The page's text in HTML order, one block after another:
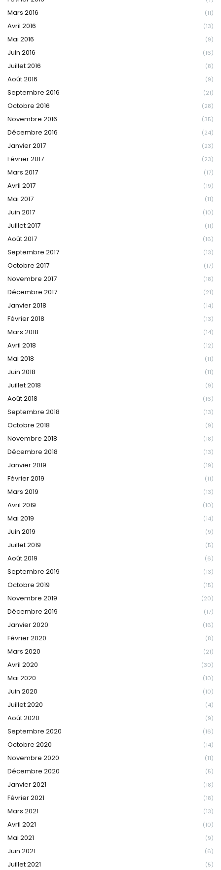
Mars 2016 (11)
Avril 2016 (13)
Mai 2016 (9)
Juin 2016 (16)
Juillet 2016 (8)
Août 2016 (9)
Septembre 2016 (21)
Octobre 2016 (28)
Novembre 2016 (35)
Décembre 2016 (24)
Janvier 2017 (23)
Février 2017 (23)
Mars 2017 (17)
Avril 2017 (19)
Mai 2017 (11)
Juin 2017 (10)
Juillet 2017 (11)
Août 2017 (16)
Septembre 2017 (13)
Octobre 2017 (17)
Novembre 2017 (18)
Décembre 2017 (21)
Janvier 2018 (14)
Février 2018 (13)
Mars 2018 (14)
Avril 2018 (12)
Mai 2018 (11)
Juin 2018 (11)
Juillet 2018 (9)
Août 2018 (16)
Septembre 2018 (13)
Octobre 2018 (9)
Novembre 2018 (18)
Décembre 2018 (13)
Janvier 2019 (19)
Février 2019 (11)
Mars 2019 (13)
Avril 2019 (10)
Mai 2019 (14)
Juin 2019 (9)
Juillet 2019 (5)
Août 2019 (6)
Septembre 2019 (13)
Octobre 2019 (15)
Novembre 2019 (20)
Décembre 2019 (17)
Janvier 2020 (16)
Février 2020 (8)
Mars 2020 (21)
Avril 2020 (30)
Mai 2020 (10)
Juin 2020 (10)
Juillet 2020 (4)
Août 2020 (9)
Septembre 2020 (16)
Octobre 2020 (14)
Novembre 2020 (11)
Décembre 2020 (5)
Janvier 2021 (18)
Février 2021 (18)
Mars 2021 (13)
Avril 2021 (10)
Mai 2021 (9)
Juin 2021 (6)
Juillet 2021 (5)